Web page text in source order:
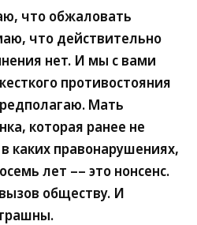
что обжаловать
что действительно
нет. И мы с вами
противостояния
Мать
которая ранее не
каких правонарушениях,
лет –– это нонсенс.
обществу. И